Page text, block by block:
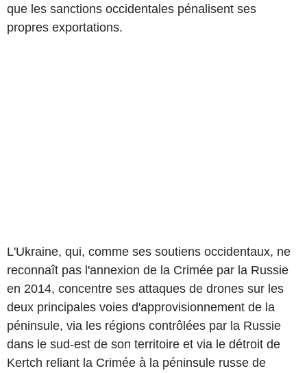
que les sanctions occidentales pénalisent ses
propres exportations.
L'Ukraine, qui, comme ses soutiens occidentaux, ne
reconnaît pas l'annexion de la Crimée par la Russie
en 2014, concentre ses attaques de drones sur les
deux principales voies d'approvisionnement de la
péninsule, via les régions contrôlées par la Russie
dans le sud-est de son territoire et via le détroit de
Kertch reliant la Crimée à la péninsule russe de